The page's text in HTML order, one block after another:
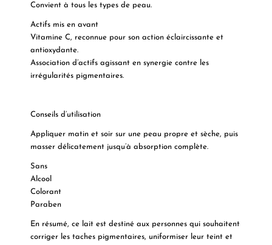
Convient à tous les types de peau.
Actifs mis en avant
Vitamine C, reconnue pour son action éclaircissante et
antioxydante.
Association d’actifs agissant en synergie contre les
irrégularités pigmentaires.
Conseils d’utilisation
Appliquer matin et soir sur une peau propre et sèche, puis
masser délicatement jusqu’à absorption complète.
Sans
Alcool
Colorant
Paraben
En résumé, ce lait est destiné aux personnes qui souhaitent
corriger les taches pigmentaires, uniformiser leur teint et